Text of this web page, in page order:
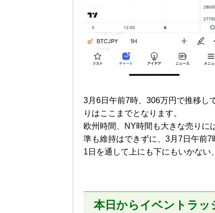
3月6日午前7時、306万円で推移し
りはここまでとなります。
欧州時間、NY時間も大きな売りに
準も維持はできずに、3月7日午前7
1日を通して上にも下にもいかない
本日からイベントラッ